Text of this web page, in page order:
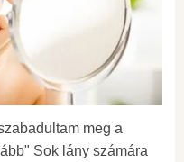
meg a
Sok lány számára